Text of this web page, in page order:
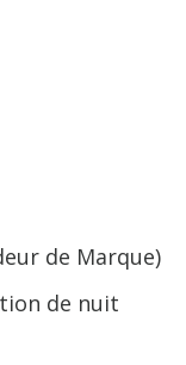
de Marque)
de nuit